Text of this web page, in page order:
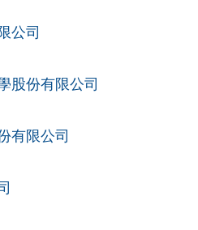
公司
股份有限公司
有限公司